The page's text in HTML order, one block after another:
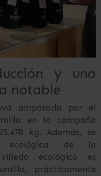
y una
notable
amparada por el
en la campaña
kg. Además, se
ecológica de la
ecológico es
prácticamente